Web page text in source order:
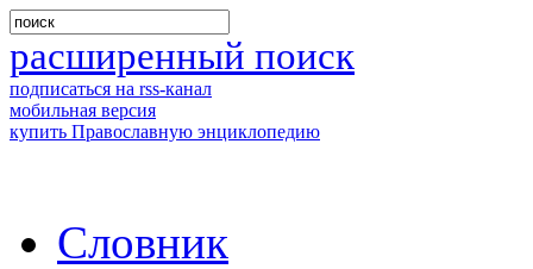
расширенный поиск
подписаться на rss-канал
мобильная версия
купить Православную энциклопедию
Словник